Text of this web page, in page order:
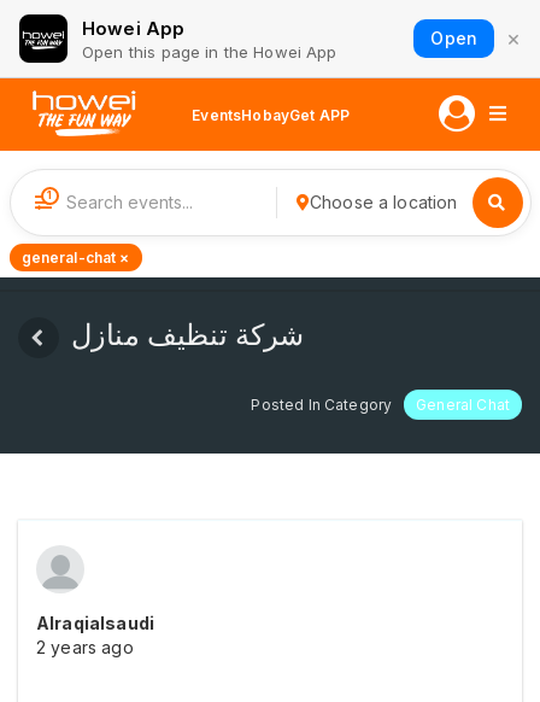
Howei App
Open this page in the Howei App
Open ×
EventsHobayGet APP
1 Choose a location
general-chat ×
شركة تنظيف منازل
Posted In Category General Chat
Alraqialsaudi
2 years ago